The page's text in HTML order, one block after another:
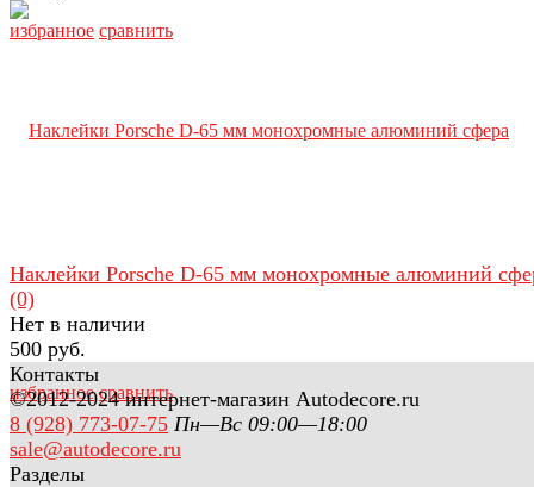
избранное сравнить
избранное сравнить
Наклейки Porsche D-65 мм монохромные алюминий
(0)
Нет в наличии
500 руб.
Контакты
©2012-2024 интернет-магазин Autodecore.ru
8 (928) 773-07-75 Пн—Вс 09:00—18:00
sale@autodecore.ru
Разделы